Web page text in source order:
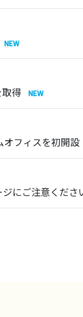
得
オフィスを初開設
にご注意くださ